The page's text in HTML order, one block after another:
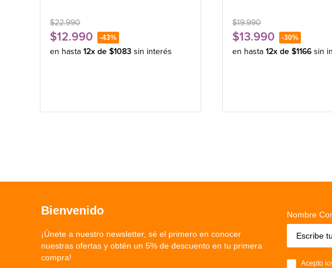
$22.990
$12.990 -43%
en hasta 12x de $1083 sin interés
$19.990
$13.990 -30%
en hasta 12x de $1166 sin
Bienvenido
¡Únete a nuestro newsletter, sé el primero en conocer
nuestras ofertas y obtén un 5% de descuento en tu primera
compra!
Nombre
Acepto